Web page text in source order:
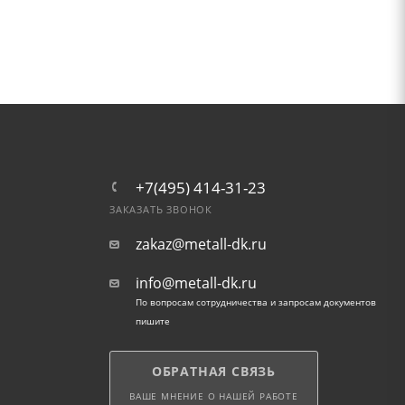
+7(495) 414-31-23
ЗАКАЗАТЬ ЗВОНОК
zakaz@metall-dk.ru
info@metall-dk.ru
По вопросам сотрудничества и запросам документов
пишите
ОБРАТНАЯ СВЯЗЬ
ВАШЕ МНЕНИЕ О НАШЕЙ РАБОТЕ